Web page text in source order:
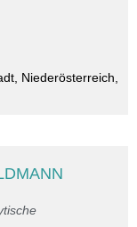
Niederösterreich,